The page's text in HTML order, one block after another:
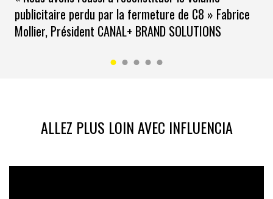
publicitaire perdu par la fermeture de C8 » Fabrice
Mollier, Président CANAL+ BRAND SOLUTIONS
ALLEZ PLUS LOIN AVEC INFLUENCIA